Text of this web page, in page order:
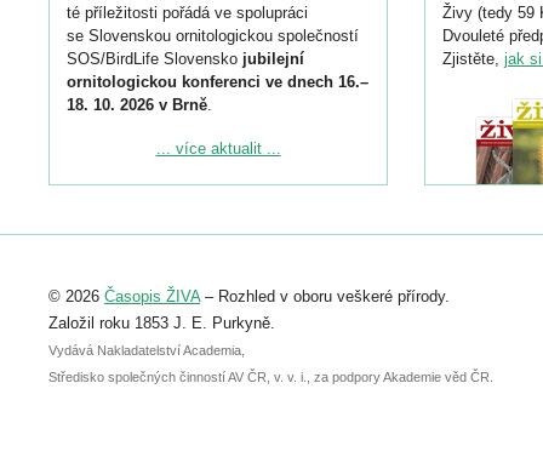
té příležitosti pořádá ve spolupráci
se Slovenskou ornitologickou společností
SOS/BirdLife Slovensko jubilejní
ornitologickou konferenci ve dnech 16.–
18. 10. 2026 v Brně.
Podrobnější informace ke konferenci
Registrovat se můžete do 6. září.
abstraktu přihlášené přednášky nebo
posteru je už 30. června.
... více aktualit ...
Živy (tedy 59
Dvouleté
Zjistěte, jak
© 2026 Časopis ŽIVA– Rozhled v oboru veškeré přírody.
Založil roku 1853 J. E. Purkyně.
Vydává Nakladatelství Academia,
Středisko společných činností AV ČR, v. v. i., za podpory Akademie věd ČR.